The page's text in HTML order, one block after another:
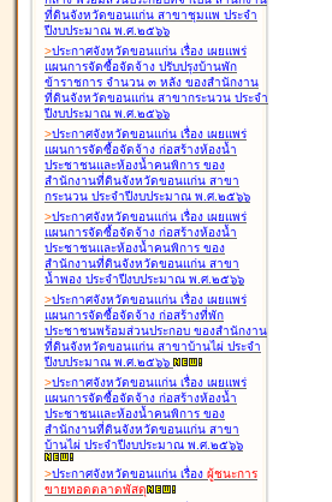
ที่ดินจังหวัดขอนแก่น สาขาชุมแพ ประจำ
ปีงบประมาณ พ.ศ.๒๕๖๖
>ประกาศจังหวัดขอนแก่น เรื่อง เผยแพร่
แผนการจัดซื้อจัดจ้าง ปรับปรุงบ้านพัก
ข้าราชการ จำนวน ๓ หลัง ของสำนักงาน
ที่ดินจังหวัดขอนแก่น สาขากระนวน ประจำ
ปีงบประมาณ พ.ศ.๒๕๖๖
>ประกาศจังหวัดขอนแก่น เรื่อง เผยแพร่
แผนการจัดซื้อจัดจ้าง ก่อสร้างห้องน้ำ
ประชาชนและห้องน้ำคนพิการ ของ
สำนักงานที่ดินจังหวัดขอนแก่น สาขา
กระนวน ประจำปีงบประมาณ พ.ศ.๒๕๖๖
>ประกาศจังหวัดขอนแก่น เรื่อง เผยแพร่
แผนการจัดซื้อจัดจ้าง ก่อสร้างห้องน้ำ
ประชาชนและห้องน้ำคนพิการ ของ
สำนักงานที่ดินจังหวัดขอนแก่น สาขา
น้ำพอง ประจำปีงบประมาณ พ.ศ.๒๕๖๖
>ประกาศจังหวัดขอนแก่น เรื่อง เผยแพร่
แผนการจัดซื้อจัดจ้าง ก่อสร้างที่พัก
ประชาชนพร้อมส่วนประกอบ ของสำนักงาน
ที่ดินจังหวัดขอนแก่น สาขาบ้านไผ่ ประจำ
ปีงบประมาณ พ.ศ.๒๕๖๖
>ประกาศจังหวัดขอนแก่น เรื่อง เผยแพร่
แผนการจัดซื้อจัดจ้าง ก่อสร้างห้องน้ำ
ประชาชนและห้องน้ำคนพิการ ของ
สำนักงานที่ดินจังหวัดขอนแก่น สาขา
บ้านไผ่ ประจำปีงบประมาณ พ.ศ.๒๕๖๖
>ประกาศจังหวัดขอนแก่น เรื่อง ผู้ชนะการ
ขายทอดตลาดพัสดุ